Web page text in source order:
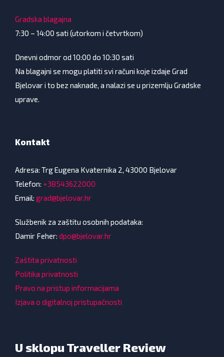
Gradska blagajna
7:30 – 14:00 sati (utorkom i četvrtkom)
Dnevni odmor od 10:00 do 10:30 sati
Na blagajni se mogu platiti svi računi koje izdaje Grad
Bjelovar i to bez naknade, a nalazi se u prizemlju Gradske
uprave.
Kontakt
Adresa: Trg Eugena Kvaternika 2, 43000 Bjelovar
Telefon: +38543622000
Email: grad@bjelovar.hr
Službenik za zaštitu osobnih podataka:
Damir Feher: dpo@bjelovar.hr
Zaštita privatnosti
Politika privatnosti
Pravo na pristup informacijama
Izjava o digitalnoj pristupačnosti
U sklopu Traveller Review